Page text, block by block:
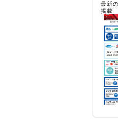
最新
掲載